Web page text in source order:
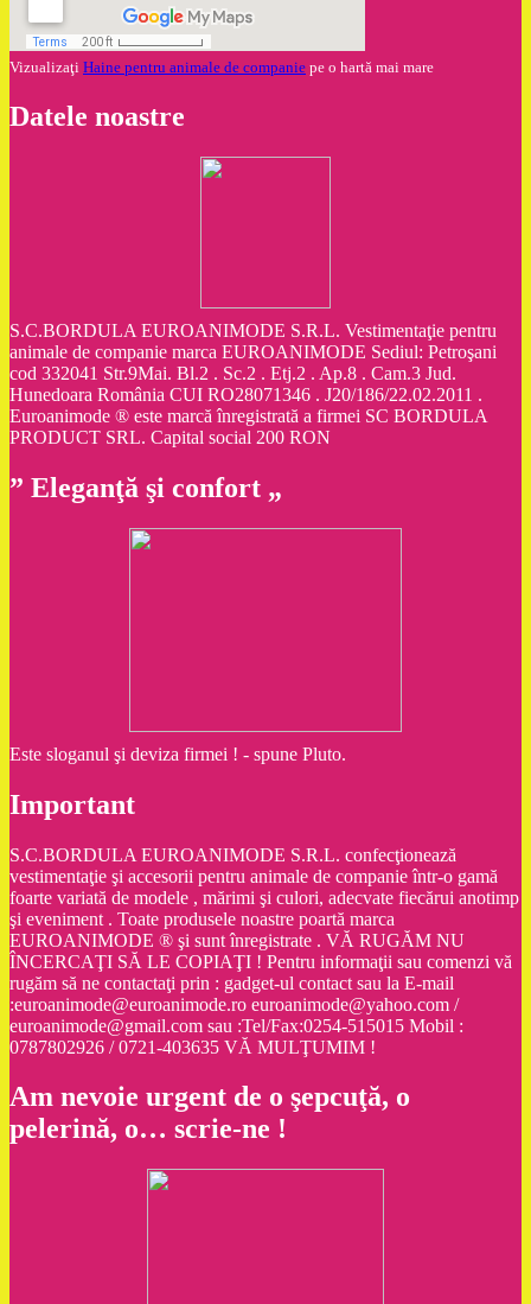
Vizualizaţi Haine pentru animale de companie pe o hartă mai mare
Datele noastre
S.C.BORDULA EUROANIMODE S.R.L. Vestimentaţie pentru
animale de companie marca EUROANIMODE Sediul: Petroşani
cod 332041 Str.9Mai. Bl.2 . Sc.2 . Etj.2 . Ap.8 . Cam.3 Jud.
Hunedoara România CUI RO28071346 . J20/186/22.02.2011 .
Euroanimode ® este marcă înregistrată a firmei SC BORDULA
PRODUCT SRL. Capital social 200 RON
” Eleganţă şi confort „
Este sloganul şi deviza firmei ! - spune Pluto.
Important
S.C.BORDULA EUROANIMODE S.R.L. confecţionează
vestimentaţie şi accesorii pentru animale de companie într-o gamă
foarte variată de modele , mărimi şi culori, adecvate fiecărui anotimp
şi eveniment . Toate produsele noastre poartă marca
EUROANIMODE ® şi sunt înregistrate . VĂ RUGĂM NU
ÎNCERCAŢI SĂ LE COPIAŢI ! Pentru informaţii sau comenzi vă
rugăm să ne contactaţi prin : gadget-ul contact sau la E-mail
:euroanimode@euroanimode.ro euroanimode@yahoo.com /
euroanimode@gmail.com sau :Tel/Fax:0254-515015 Mobil :
0787802926 / 0721-403635 VĂ MULŢUMIM !
Am nevoie urgent de o şepcuţă, o
pelerină, o… scrie-ne !